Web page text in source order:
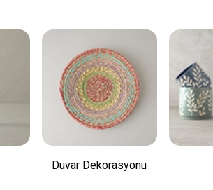
Duvar Dekorasyonu